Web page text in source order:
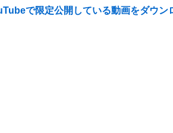
で限定公開している動画をダウン